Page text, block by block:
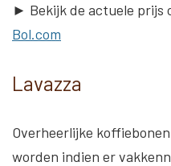
► Bekijk de actuele prijs
Bol.com
Lavazza
Overheerlijke
worden indien er